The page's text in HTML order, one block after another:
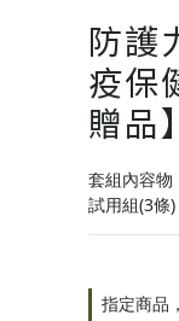
防護
疫保
贈品】
套組內容物
試用組(3條)
指定商品